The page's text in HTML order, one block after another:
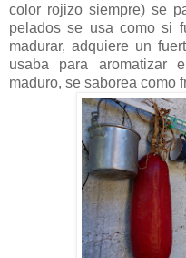
color rojizo siempre) se
pelados se usa como si
madurar, adquiere un
usaba para aromatizar
maduro, se saborea como